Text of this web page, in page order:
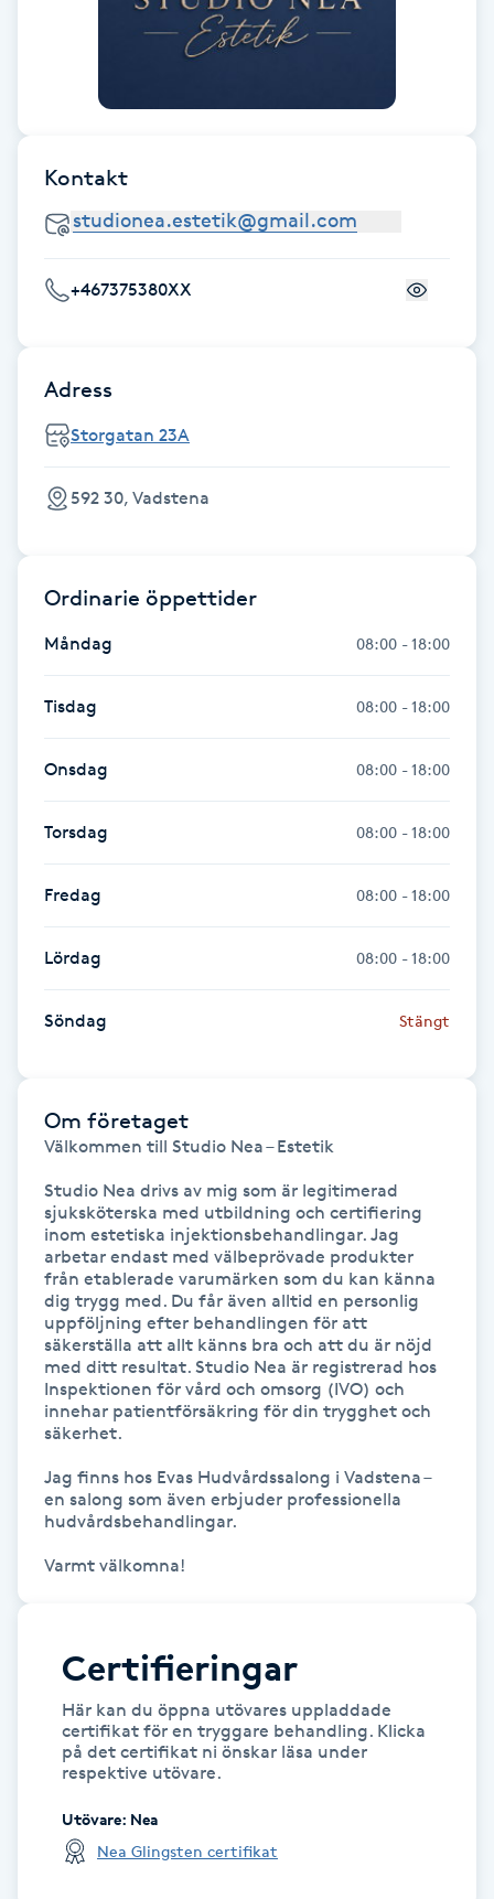
Fransar
Fransförlängning Megavolym
Fransförlängning Volym
Fransk manikyr
Frekvensterapi
Friskvård
Friskvårdsmassage
Frisör
Funktionsanalys
Färgning
Föning
Gelenaglar
Gellack
Gellack med förstärkning
Gravidmassage
Gravidyoga
Gruppträning
Gua Sha-massage
Headspa
Healing
Kontakt
+467375380XX
Adress
Storgatan 23A
592 30, Vadstena
Ordinarie öppettider
Måndag 08:00 - 18:00
Tisdag 08:00 - 18:00
Onsdag 08:00 - 18:00
Torsdag 08:00 - 18:00
Fredag 08:00 - 18:00
Lördag 08:00 - 18:00
Söndag Stängt
Om företaget
Välkommen till Studio Nea – Estetik
Studio Nea drivs av mig som är legitimerad
sjuksköterska med utbildning och certifiering
inom estetiska injektionsbehandlingar. Jag
arbetar endast med välbeprövade produkter
från etablerade varumärken som du kan känna
dig trygg med. Du får även alltid en personlig
uppföljning efter behandlingen för att
säkerställa att allt känns bra och att du är nöjd
med ditt resultat. Studio Nea är registrerad hos
Inspektionen för vård och omsorg (IVO) och
innehar patientförsäkring för din trygghet och
säkerhet.
Jag finns hos Evas Hudvårdssalong i Vadstena –
en salong som även erbjuder professionella
hudvårdsbehandlingar.
Varmt välkomna!
Certifieringar
Här kan du öppna utövares uppladdade
certifikat för en tryggare behandling. Klicka
på det certifikat ni önskar läsa under
respektive utövare.
Utövare: Nea
Nea Glingsten certifikat